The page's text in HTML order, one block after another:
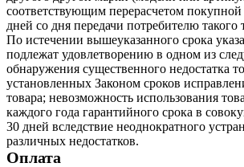
соответствующим перерасчетом
дней со дня передачи потребителю такого
По истечении вышеуказанного срока
подлежат удовлетворению в одном из
обнаружения существенного недостатка
установленных Законом сроков
товара; невозможность использования
каждого года гарантийного срока в
30 дней вследствие неоднократного
различных недостатков.
Оплата